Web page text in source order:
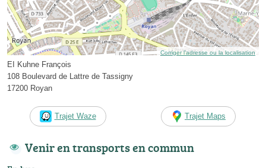
Corriger l’adresse ou la localisation
EI Kuhne François
108 Boulevard de Lattre de Tassigny
17200 Royan
Trajet Waze Trajet Maps
Venir en transports en commun